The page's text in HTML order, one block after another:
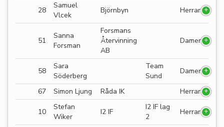
28
Samuel
Vlcek
Björnbyn Herrar
51
Sanna
Forsman
Forsmans
Återvinning
AB
Damer
58
Sara
Söderberg
Team
Sund
Damer
67 Simon Ljung Råda IK Herrar
10
Stefan
Wiker
I2 IF
I2 IF lag
2
Herrar